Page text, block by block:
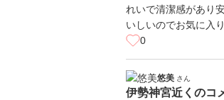
れいで清潔感があり
いしいのでお気に入
0
悠美 さん
伊勢神宮近くのコ